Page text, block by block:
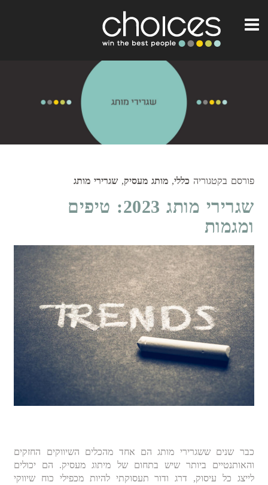
פורסם בקטגוריה כללי,מותג מעסיק,שגרירי מותג
שגרירי מותג 2023: טיפים
ומגמות
כבר שנים ששגרירי מותג הם אחד מהכלים השיווקים החזקים
והאותנטיים ביותר שיש בתחום של מיתוג מעסיק. הם יכולים
לייצג כל עיסוק, דרג ודור תעסוקתי להיות מכפילי כוח שיווקי